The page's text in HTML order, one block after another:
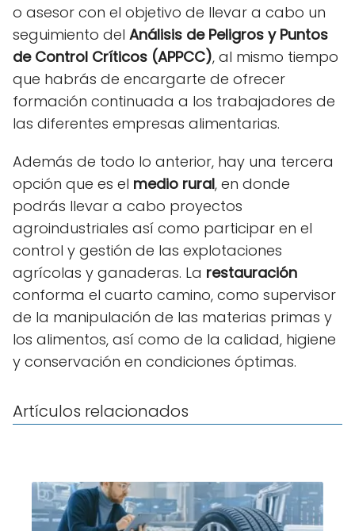
o asesor con el objetivo de llevar a cabo un
seguimiento del Análisis de Peligros y Puntos
de Control Críticos (APPCC), al mismo tiempo
que habrás de encargarte de ofrecer
formación continuada a los trabajadores de
las diferentes empresas alimentarias.
Además de todo lo anterior, hay una tercera
opción que es el medio rural, en donde
podrás llevar a cabo proyectos
agroindustriales así como participar en el
control y gestión de las explotaciones
agrícolas y ganaderas. La restauración
conforma el cuarto camino, como supervisor
de la manipulación de las materias primas y
los alimentos, así como de la calidad, higiene
y conservación en condiciones óptimas.
Artículos relacionados